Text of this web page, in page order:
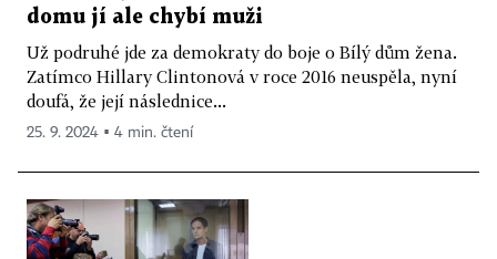
domu jí ale chybí muži
Už podruhé jde za demokraty do boje o Bílý dům žena.
Zatímco Hillary Clintonová v roce 2016 neuspěla, nyní
doufá, že její následnice...
25. 9. 2024 ▪ 4 min. čtení